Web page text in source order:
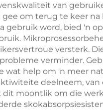
van
om terug te keer
word, bied 'n
versterk.
verminder.
help om 'n meer
deelneem,
moontlik om die